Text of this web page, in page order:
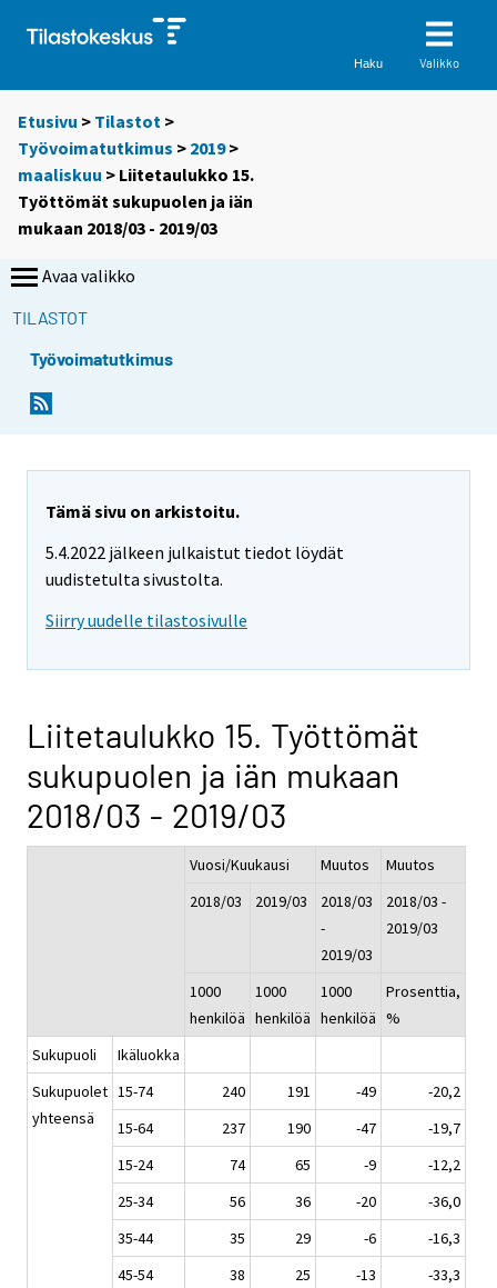
Haku Valikko
Etusivu > Tilastot >
Työvoimatutkimus > 2019>
maaliskuu > Liitetaulukko 15.
Työttömät sukupuolen ja iän
mukaan 2018/03 - 2019/03
Avaa valikko
TILASTOT
Työvoimatutkimus
Tämä sivu on arkistoitu.
5.4.2022 jälkeen julkaistut tiedot löydät
uudistetulta sivustolta.
Siirry uudelle tilastosivulle
Liitetaulukko 15. Työttömät
sukupuolen ja iän mukaan
2018/03 - 2019/03
Vuosi/Kuukausi Muutos
Muutos
2018/03
2019/03
2018/03
-
2019/03
2018/03 -
2019/03
1000
henkilöä
1000
henkilöä
1000
henkilöä
Prosenttia,
%
Sukupuoli
Ikäluokka
Sukupuolet
yhteensä
15-74 240 191 -49
-20,2
15-64
237 190 -47
-19,7
15-24
74 65 -9
-12,2
25-34
56 36 -20
-36,0
35-44
35 29 -6
-16,3
45-54
38 25 -13
-33,3